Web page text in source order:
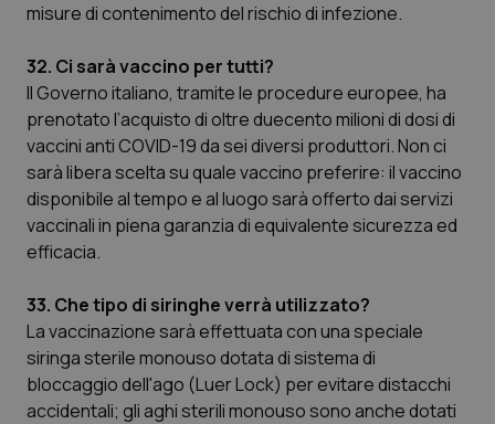
misure di contenimento del rischio di infezione.
32. Ci sarà vaccino per tutti?
Il Governo italiano, tramite le procedure europee, ha
prenotato l’acquisto di oltre duecento milioni di dosi di
vaccini anti COVID-19 da sei diversi produttori. Non ci
sarà libera scelta su quale vaccino preferire: il vaccino
disponibile al tempo e al luogo sarà offerto dai servizi
vaccinali in piena garanzia di equivalente sicurezza ed
efficacia.
33. Che tipo di siringhe verrà utilizzato?
La vaccinazione sarà effettuata con una speciale
siringa sterile monouso dotata di sistema di
bloccaggio dell'ago (Luer Lock) per evitare distacchi
accidentali; gli aghi sterili monouso sono anche dotati